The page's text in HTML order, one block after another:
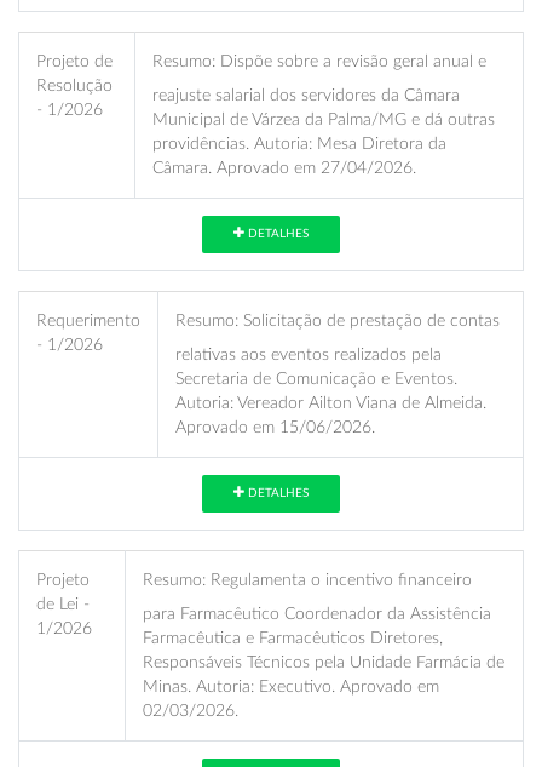
Projeto de
Resolução
- 1/2026
Resumo: Dispõe sobre a revisão geral anual e
reajuste salarial dos servidores da Câmara
Municipal de Várzea da Palma/MG e dá outras
providências. Autoria: Mesa Diretora da
Câmara. Aprovado em 27/04/2026.
DETALHES
Requerimento
- 1/2026
Resumo: Solicitação de prestação de contas
relativas aos eventos realizados pela
Secretaria de Comunicação e Eventos.
Autoria: Vereador Ailton Viana de Almeida.
Aprovado em 15/06/2026.
DETALHES
Projeto
de Lei -
1/2026
Resumo: Regulamenta o incentivo financeiro
para Farmacêutico Coordenador da Assistência
Farmacêutica e Farmacêuticos Diretores,
Responsáveis Técnicos pela Unidade Farmácia de
Minas. Autoria: Executivo. Aprovado em
02/03/2026.